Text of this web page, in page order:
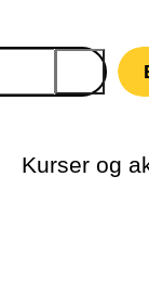
Kurser og